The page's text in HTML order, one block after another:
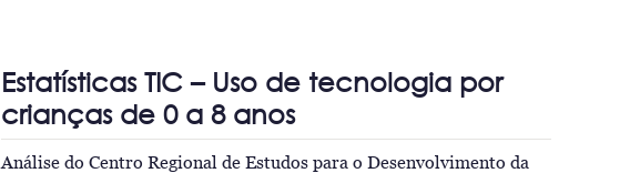
Estatísticas TIC – Uso de tecnologia por
crianças de 0 a 8 anos
Análise do Centro Regional de Estudos para o Desenvolvimento da